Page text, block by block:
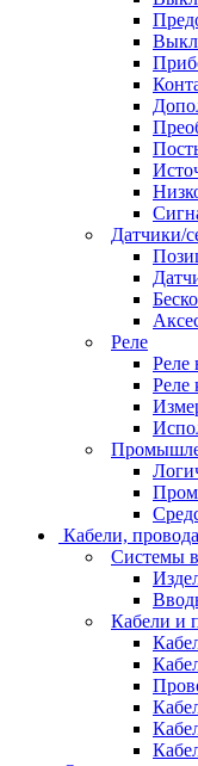
Датчики/
Реле
Реле
Реле
Кабели,
Системы
Кабели и